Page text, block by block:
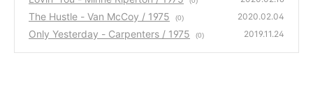
The Hustle - Van McCoy / 1975 (0) 2020.02.04
Only Yesterday - Carpenters / 1975 (0) 2019.11.24